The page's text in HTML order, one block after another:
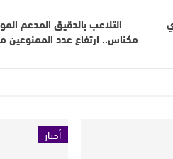
التلاعب بالدقيق المدعم
مكناس.. ارتفاع عدد الممنوعين
أخبار